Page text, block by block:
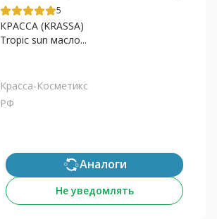
5
КРАССА (KRASSA)
Tropic sun масло...
Красса-Косметикс
РФ
Аналоги
Не уведомлять